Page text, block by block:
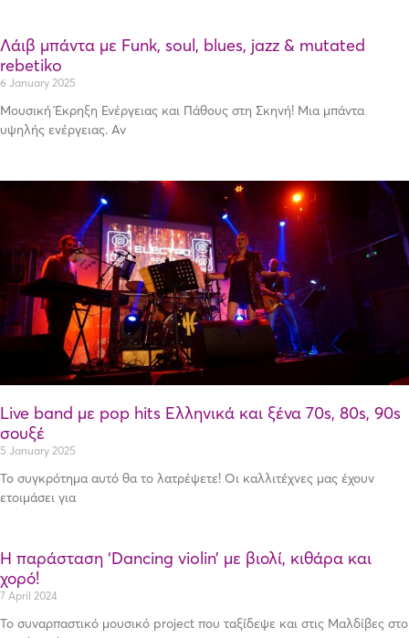
Λάιβ μπάντα με Funk, soul, blues, jazz & mutated
rebetiko
6 January 2025
Μουσική Έκρηξη Ενέργειας και Πάθους στη Σκηνή! Μια μπάντα
υψηλής ενέργειας. Αν
Live band με pop hits Ελληνικά και ξένα 70s, 80s, 90s
σουξέ
5 January 2025
Το συγκρότημα αυτό θα το λατρέψετε! Οι καλλιτέχνες μας έχουν
ετοιμάσει για
Η παράσταση ‘Dancing violin’ με βιολί, κιθάρα και
χορό!
7 April 2024
Το συναρπαστικό μουσικό project που ταξίδεψε και στις Μαλδίβες στο